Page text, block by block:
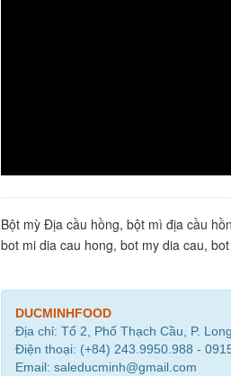
Bột mỳ Địa cầu hồng, bột mì địa cầu
bot mi dia cau hong, bot my dia cau,
DUCMINHFOOD
Địa chỉ: Tổ 2, Phố Thạch Cầu, P.
Điện thoại: (+84) 243.9950.988 -
Email: saleducminh@gmail.com